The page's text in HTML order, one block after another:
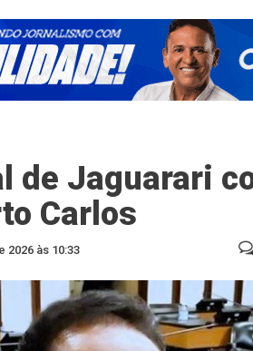
de Jaguarari
Carlos
2026 às 10:33